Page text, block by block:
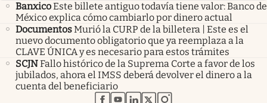
BanxicoEste billete antiguo todavía tiene valor: Banco de
México explica cómo cambiarlo por dinero actual
DocumentosMurió la CURP de la billetera | Este es el
nuevo documento obligatorio que ya reemplaza a la
CLAVE ÚNICA y es necesario para estos trámites
SCJNFallo histórico de la Suprema Corte a favor de los
jubilados, ahora el IMSS deberá devolver el dinero a la
cuenta del beneficiario
abre en nueva pestaña
abre en nueva pestaña
abre en nueva pestaña
abre en nueva pestaña
abre en nueva pestaña